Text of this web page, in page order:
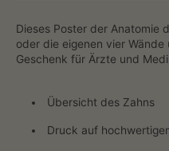
Dieses Poster der Anatomie
oder die eigenen vier
Geschenk für Ärzte und
Übersicht des Zahns
Druck auf